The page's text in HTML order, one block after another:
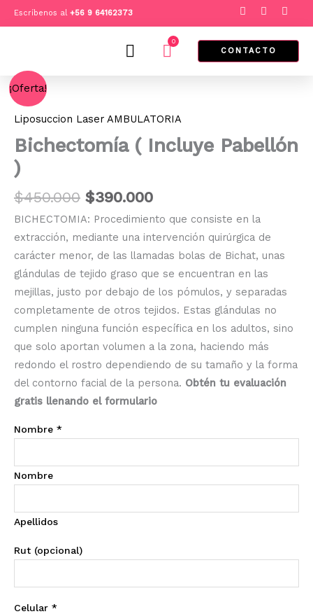
al
Escríbenos al +56 9 64162373
F
a
c
e
b
o
I
n
s
t
a
g
T
i
k
t
k
0
Cart CONTACTO
¡Oferta!
Liposuccion Laser AMBULATORIA
Bichectomía ( Incluye Pabellón
)
$450.000
original
era:
$450.000.
$390.000
actual
es:
$390.000.
BICHECTOMIA: Procedimiento que consiste en la
extracción, mediante una intervención quirúrgica de
carácter menor, de las llamadas bolas de Bichat, unas
glándulas de tejido graso que se encuentran en las
mejillas, justo por debajo de los pómulos, y separadas
completamente de otros tejidos. Estas glándulas no
cumplen ninguna función específica en los adultos, sino
que solo aportan volumen a la zona, haciendo más
redondo el rostro dependiendo de su tamaño y la forma
del contorno facial de la persona. Obtén tu evaluación
gratis llenando el formulario
Nombre *
Nombre
Apellidos
Rut (opcional)
Celular *
Bichectomía
Incluye
Pabellón
)
cantidad